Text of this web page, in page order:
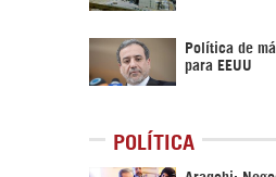
Política de
para EEUU
POLÍTICA
Araqchi: